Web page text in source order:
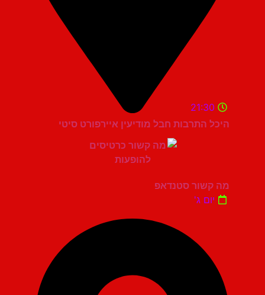
היכל התרבות חבל מודיעין איירפורט סיטי
21:30
מה קשור סטנדאפ
יום ג'